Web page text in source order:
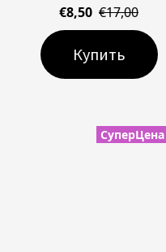
€8,50 €17,00
Купить
СуперЦена